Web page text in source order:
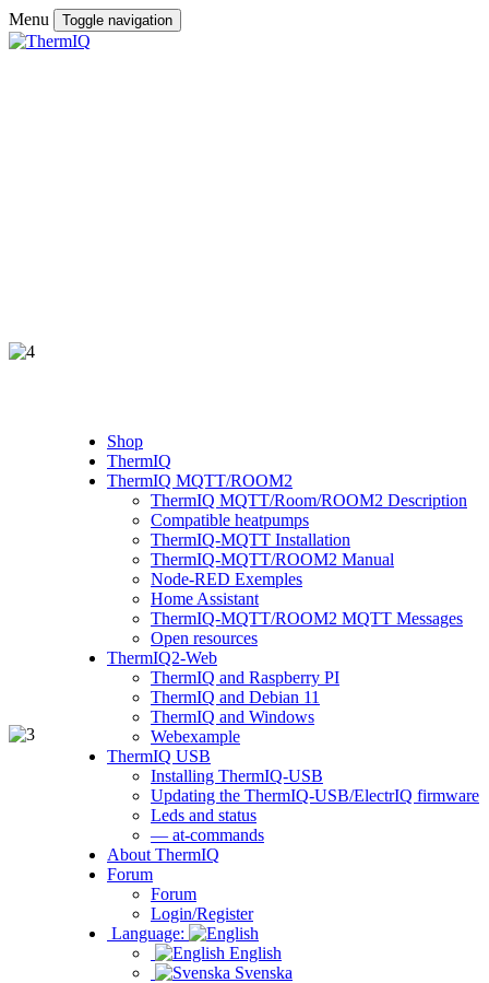
Menu Toggle navigation
Shop
ThermIQ
ThermIQ MQTT/ROOM2
ThermIQ MQTT/Room/ROOM2 Description
Compatible heatpumps
ThermIQ-MQTT Installation
ThermIQ-MQTT/ROOM2 Manual
Node-RED Exemples
Home Assistant
ThermIQ-MQTT/ROOM2 MQTT Messages
Open resources
ThermIQ2-Web
ThermIQ and Raspberry PI
ThermIQ and Debian 11
ThermIQ and Windows
Webexample
ThermIQ USB
Installing ThermIQ-USB
Updating the ThermIQ-USB/ElectrIQ firmware
Leds and status
— at-commands
About ThermIQ
Forum
Forum
Login/Register
Language:
English
Svenska